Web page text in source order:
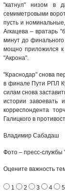
"катнул" низом в
семиметровыми
пусть и
Агкацева – вратарь
минут до
мощно приложился к
"Акрона".
"Краснодар" снова
в финале Пути РПЛ
силам снова
истории завоевать
корреспондента
Галицкого в
Владимир Сабадаш
Фото – пресс-службы
Оцените важность
1 2 3 4 5